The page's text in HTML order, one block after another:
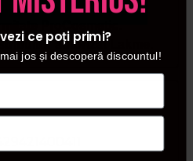
autorizat Lakme.
ce poți primi?
jos și descoperă discountul!